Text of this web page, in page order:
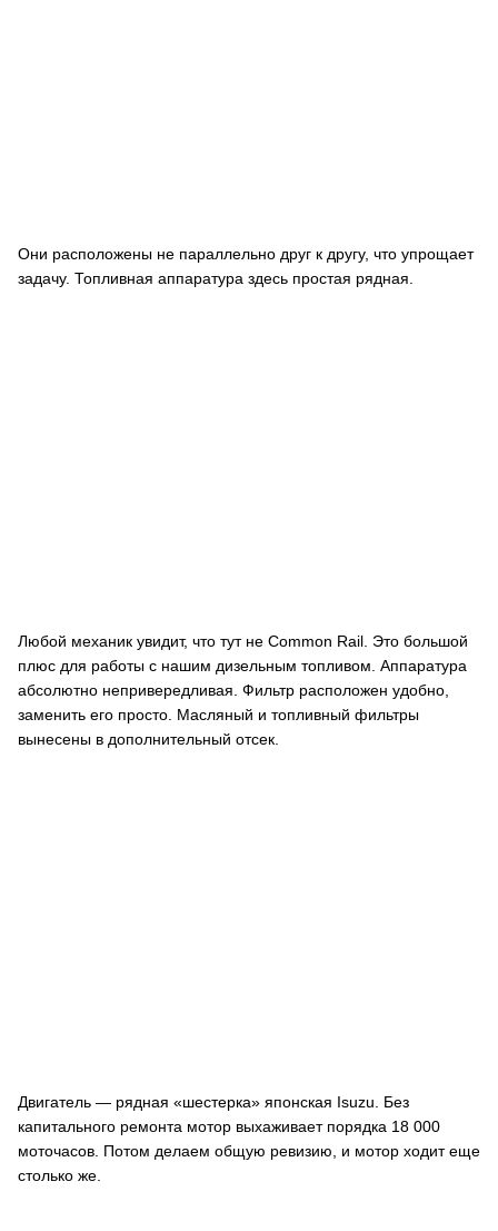
Они расположены не параллельно друг к другу, что упрощает
задачу. Топливная аппаратура здесь простая рядная.
Любой механик увидит, что тут не Common Rail. Это большой
плюс для работы с нашим дизельным топливом. Аппаратура
абсолютно непривередливая. Фильтр расположен удобно,
заменить его просто. Масляный и топливный фильтры
вынесены в дополнительный отсек.
Двигатель — рядная «шестерка» японская Isuzu. Без
капитального ремонта мотор выхаживает порядка 18 000
моточасов. Потом делаем общую ревизию, и мотор ходит еще
столько же.